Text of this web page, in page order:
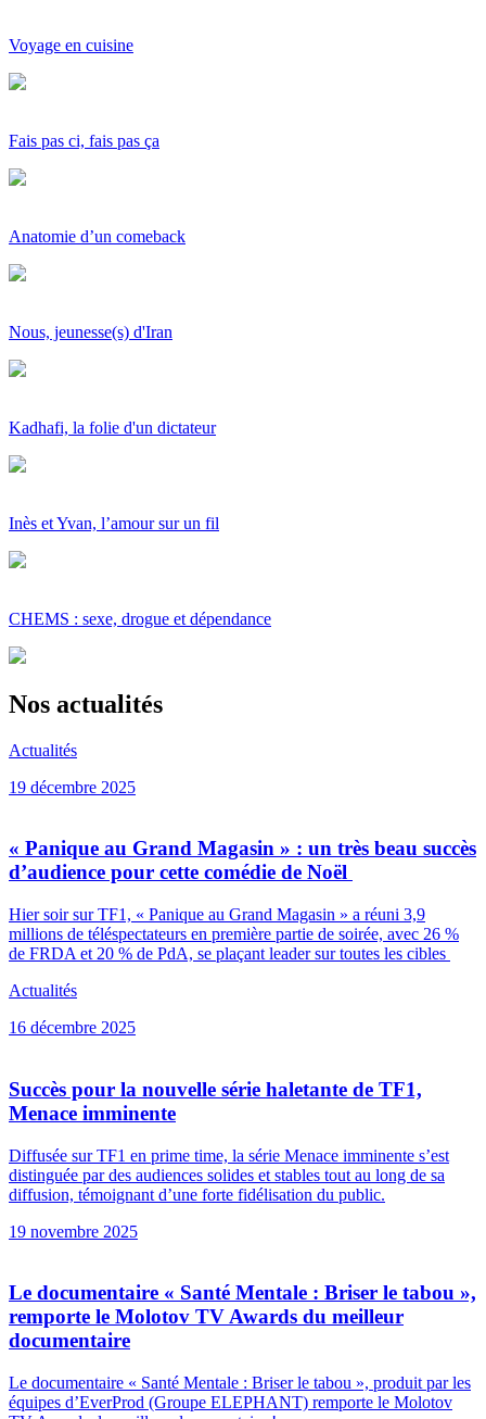
Voyage en cuisine
Fais pas ci, fais pas ça
Anatomie d’un comeback
Nous, jeunesse(s) d'Iran
Kadhafi, la folie d'un dictateur
Inès et Yvan, l’amour sur un fil
CHEMS : sexe, drogue et dépendance
Nos actualités
Actualités
19 décembre 2025
« Panique au Grand Magasin » : un très beau succès
d’audience pour cette comédie de Noël
Hier soir sur TF1, « Panique au Grand Magasin » a réuni 3,9
millions de téléspectateurs en première partie de soirée, avec 26 %
de FRDA et 20 % de PdA, se plaçant leader sur toutes les cibles
Actualités
16 décembre 2025
Succès pour la nouvelle série haletante de TF1,
Menace imminente
Diffusée sur TF1 en prime time, la série Menace imminente s’est
distinguée par des audiences solides et stables tout au long de sa
diffusion, témoignant d’une forte fidélisation du public.
19 novembre 2025
Le documentaire « Santé Mentale : Briser le tabou »,
remporte le Molotov TV Awards du meilleur
documentaire
Le documentaire « Santé Mentale : Briser le tabou », produit par les
équipes d’EverProd (Groupe ELEPHANT) remporte le Molotov